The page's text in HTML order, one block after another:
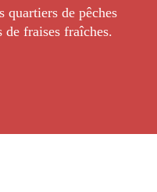
quartiers de pêches
de fraises fraîches.